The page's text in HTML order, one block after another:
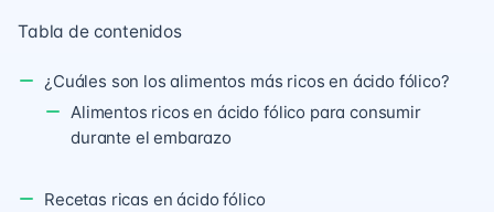
Tabla de contenidos
¿Cuáles son los alimentos más ricos en ácido fólico?
Alimentos ricos en ácido fólico para consumir
durante el embarazo
Recetas ricas en ácido fólico